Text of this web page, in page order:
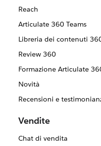
Reach
Articulate 360 Teams
Libreria dei contenuti
Review 360
Formazione Articulate
Novità
Recensioni e
Vendite
Chat di vendita